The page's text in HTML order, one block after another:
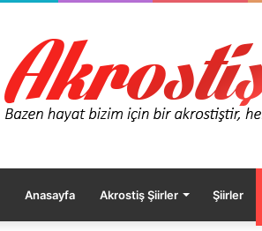
Anasayfa Akrostiş Şiirler Şiirler